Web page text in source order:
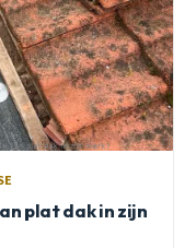
plat dak in zijn